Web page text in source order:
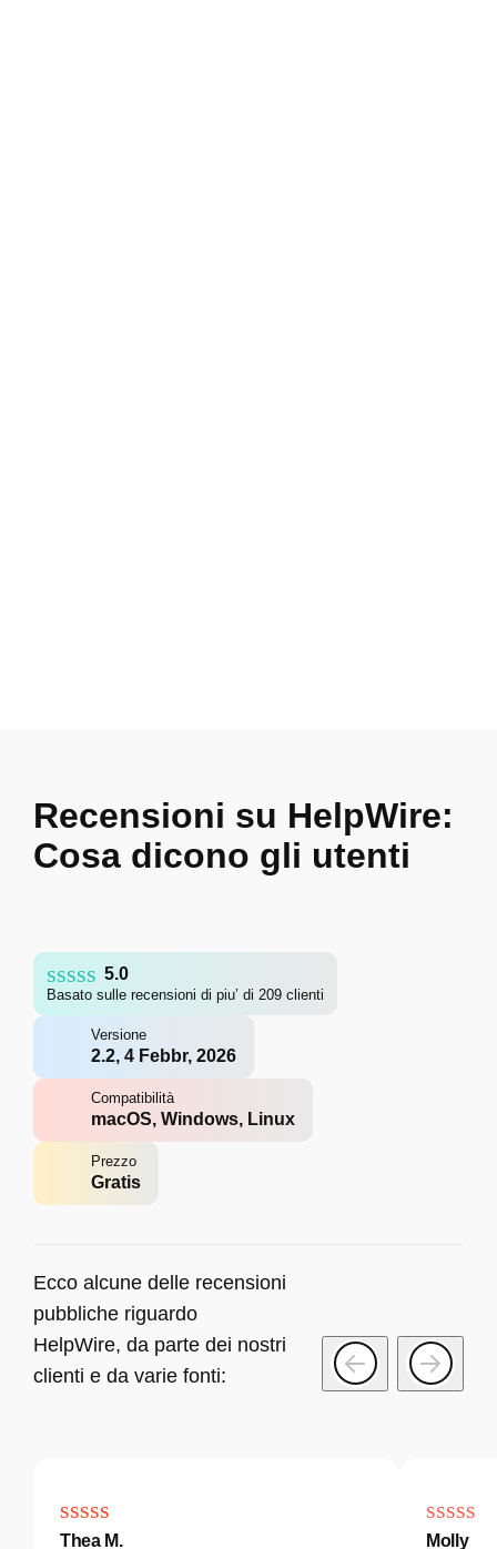
Recensioni su HelpWire:
Cosa dicono gli utenti
5.0
Basato sulle recensioni di piu’ di 209 clienti
Versione
2.2, 4 Febbr, 2026
Compatibilità
macOS, Windows, Linux
Prezzo
Gratis
Ecco alcune delle recensioni
pubbliche riguardo
HelpWire, da parte dei nostri
clienti e da varie fonti:
Thea M. Molly